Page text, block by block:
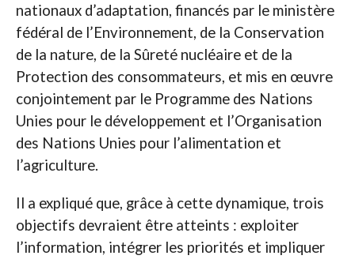
nationaux d’adaptation, financés par le ministère
fédéral de l’Environnement, de la Conservation
de la nature, de la Sûreté nucléaire et de la
Protection des consommateurs, et mis en œuvre
conjointement par le Programme des Nations
Unies pour le développement et l’Organisation
des Nations Unies pour l’alimentation et
l’agriculture.
Il a expliqué que, grâce à cette dynamique, trois
objectifs devraient être atteints : exploiter
l’information, intégrer les priorités et impliquer